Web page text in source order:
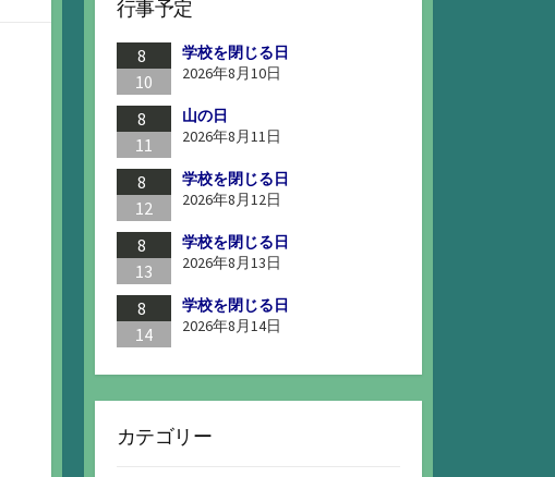
行事予定
8
10
学校を閉じる日
2026年8月10日
8
11
山の日
2026年8月11日
8
12
学校を閉じる日
2026年8月12日
8
13
学校を閉じる日
2026年8月13日
8
14
学校を閉じる日
2026年8月14日
カテゴリー